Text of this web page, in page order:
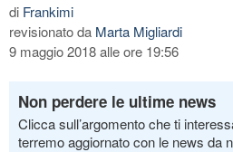
di Frankimi
revisionato da Marta Migliardi
9 maggio 2018 alle ore 19:56
Non perdere le ultime news
Clicca sull’argomento che ti
terremo aggiornato con le news da